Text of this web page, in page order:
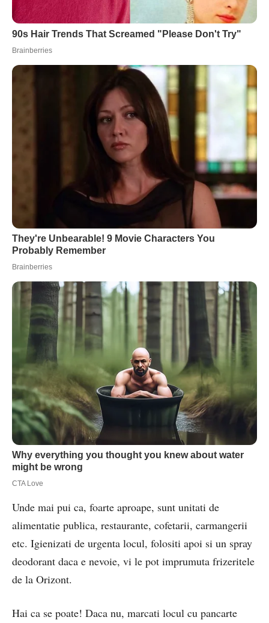
Unde mai pui ca, foarte aproape, sunt unitati de
alimentatie publica, restaurante, cofetarii, carmangerii
etc. Igienizati de urgenta locul, folositi apoi si un spray
deodorant daca e nevoie, vi le pot imprumuta frizeritele
de la Orizont.
Hai ca se poate! Daca nu, marcati locul cu pancarte